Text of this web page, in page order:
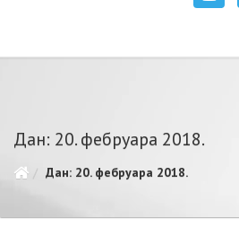
Дан: 20. фебруара 2018.
Дан: 20. фебруара 2018.